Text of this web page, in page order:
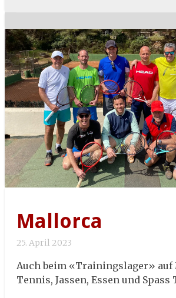
Mallorca
25. April 2023
Auch beim «Trainingslager»
Tennis, Jassen, Essen und Spass